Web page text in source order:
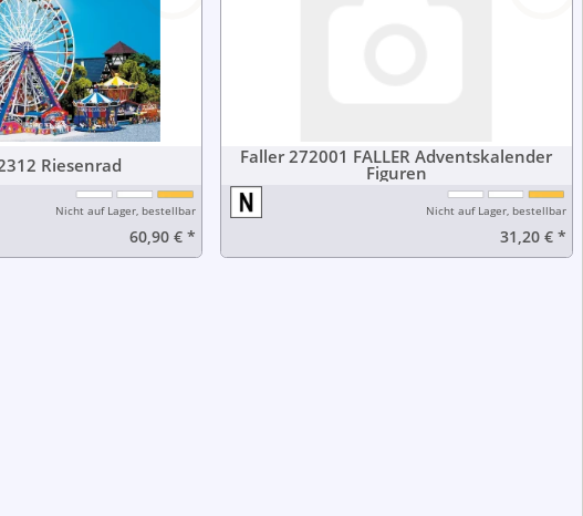
Faller 242312 Riesenrad
Nicht auf Lager, bestellbar
60,90 € *
Faller 272001 FALLER Adventskalender
Figuren
Nicht auf Lager, bestellbar
31,20 €*